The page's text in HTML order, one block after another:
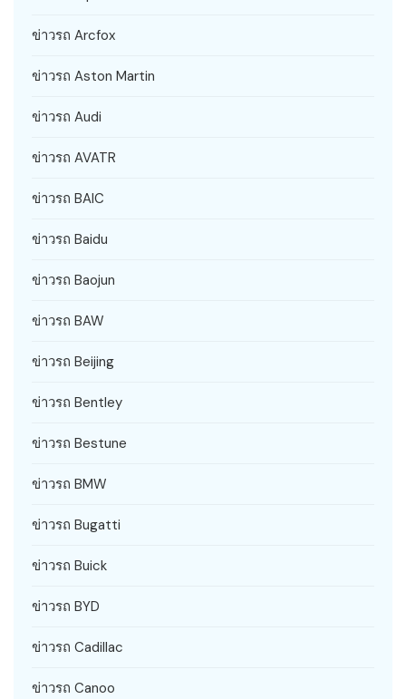
ข่าวรถ Arcfox
ข่าวรถ Aston Martin
ข่าวรถ Audi
ข่าวรถ AVATR
ข่าวรถ BAIC
ข่าวรถ Baidu
ข่าวรถ Baojun
ข่าวรถ BAW
ข่าวรถ Beijing
ข่าวรถ Bentley
ข่าวรถ Bestune
ข่าวรถ BMW
ข่าวรถ Bugatti
ข่าวรถ Buick
ข่าวรถ BYD
ข่าวรถ Cadillac
ข่าวรถ Canoo